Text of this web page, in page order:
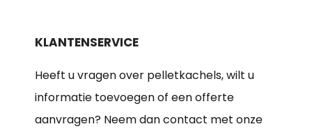
KLANTENSERVICE
Heeft u vragen over pelletkachels, wilt u
informatie toevoegen of een offerte
aanvragen? Neem dan contact met onze